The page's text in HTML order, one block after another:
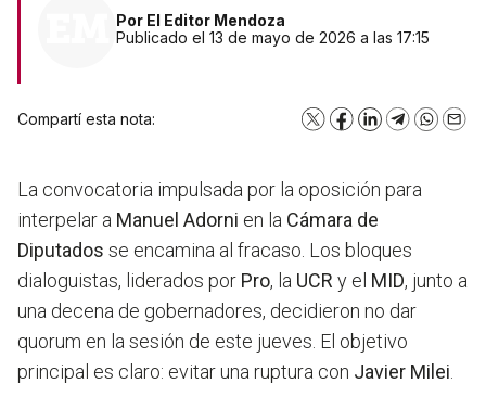
Por El Editor Mendoza
Publicado el 13 de mayo de 2026 a las 17:15
Compartí esta nota: X Facebook
LinkedInTelegram
La convocatoria impulsada por la oposición para
interpelar a Manuel Adorni en la Cámara de
Diputados se encamina al fracaso. Los bloques
dialoguistas, liderados por Pro, la UCR y el MID, junto a
una decena de gobernadores, decidieron no dar
quorum en la sesión de este jueves. El objetivo
principal es claro: evitar una ruptura con Javier Milei